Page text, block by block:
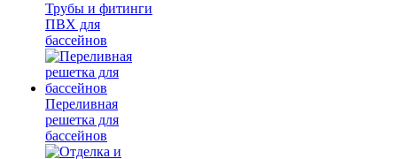
Трубы и фитинги
ПВХ для
бассейнов
Переливная
решетка для
бассейнов